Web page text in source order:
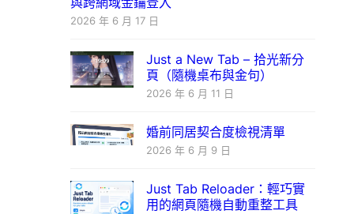
2026 年 6 月 17 日
Just a New Tab – 拾光新分
頁（隨機桌布與金句）
2026 年 6 月 11 日
婚前同居契合度檢視清單
2026 年 6 月 9 日
Just Tab Reloader：輕巧實
用的網頁隨機自動重整工具